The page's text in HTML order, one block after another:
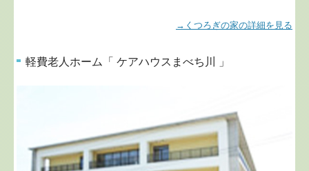
→くつろぎの家の詳細を見る
軽費老人ホーム「 ケアハウスまべち川 」